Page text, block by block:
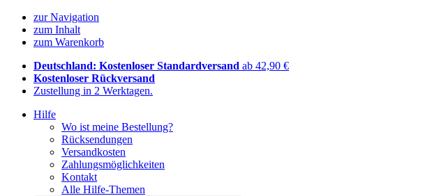
zur Navigation
zum Inhalt
zum Warenkorb
Deutschland: Kostenloser Standardversand ab 42,90 €
Kostenloser Rückversand
Zustellung in 2 Werktagen.
Hilfe
Wo ist meine Bestellung?
Rücksendungen
Versandkosten
Zahlungsmöglichkeiten
Kontakt
Alle Hilfe-Themen